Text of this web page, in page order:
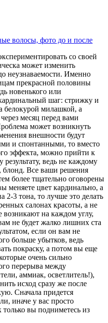
со своей
может изменить
неузнаваемости. Именно
прекрасной половины
новенького или
шаг: стрижку и
белокурой милашкой, а
месяц перед вами
может возникнуть
внешности будут
и спонтанными, то вместо
эффекта, можно прийти к
ведь не каждому
блонд. Все ваши решения
более тщательно оговорены
меняете цвет кардинально, а
2-3 тона, то лучше это делать
салонах красоты, а не
возникают на каждом углу,
не будет жалко лишних ста
если он вам не
больше убытков, ведь
покраску, а потом вы еще
очень сильно
перерыва между
аммиак, осветлитель!),
исход сразу же после
Сначала придется
иначе у вас просто
только вы подниметесь из